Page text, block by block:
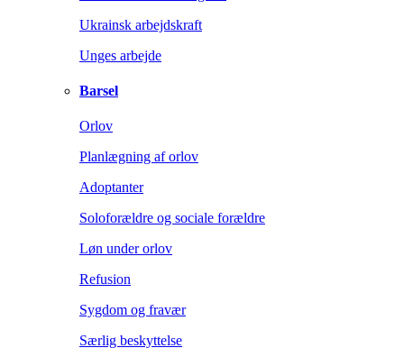
Ukrainsk arbejdskraft
Unges arbejde
Barsel
Orlov
Planlægning af orlov
Adoptanter
Soloforældre og sociale forældre
Løn under orlov
Refusion
Sygdom og fravær
Særlig beskyttelse